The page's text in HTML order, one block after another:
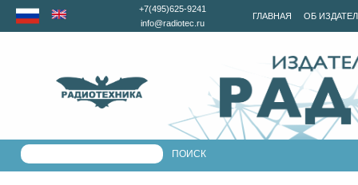
ГЛАВНАЯ ОБ
+7(495)625-9241
info@radiotec.ru